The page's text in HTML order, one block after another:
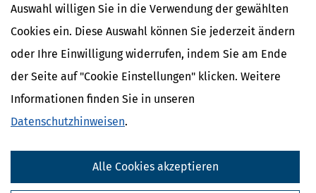
Auswahl willigen Sie in die Verwendung der gewählten
Cookies ein. Diese Auswahl können Sie jederzeit ändern
oder Ihre Einwilligung widerrufen, indem Sie am Ende
der Seite auf "Cookie Einstellungen" klicken. Weitere
Informationen finden Sie in unseren
Datenschutzhinweisen.
Alle Cookies akzeptieren
Finanzamt & Formalitäten
Behinderte / Fahrtkosten
Behinderte / Kraftfahrzeug
Behinderte
Zumutbare Belastung